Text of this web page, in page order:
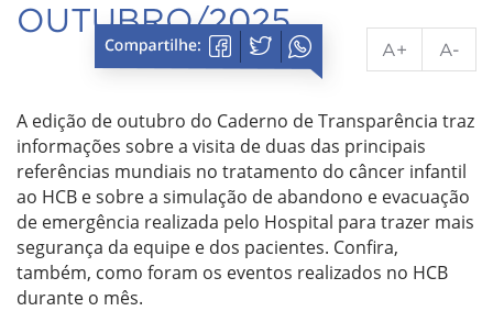
OUTUBRO/2025
A+ A-
A edição de outubro do Caderno de Transparência traz
informações sobre a visita de duas das principais
referências mundiais no tratamento do câncer infantil
ao HCB e sobre a simulação de abandono e evacuação
de emergência realizada pelo Hospital para trazer mais
segurança da equipe e dos pacientes. Confira,
também, como foram os eventos realizados no HCB
durante o mês.